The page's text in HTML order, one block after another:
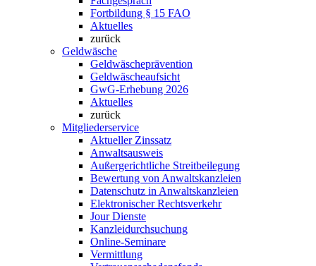
Fortbildung § 15 FAO
Aktuelles
zurück
Geldwäsche
Geldwäscheprävention
Geldwäscheaufsicht
GwG-Erhebung 2026
Aktuelles
zurück
Mitgliederservice
Aktueller Zinssatz
Anwaltsausweis
Außergerichtliche Streitbeilegung
Bewertung von Anwaltskanzleien
Datenschutz in Anwaltskanzleien
Elektronischer Rechtsverkehr
Jour Dienste
Kanzleidurchsuchung
Online-Seminare
Vermittlung